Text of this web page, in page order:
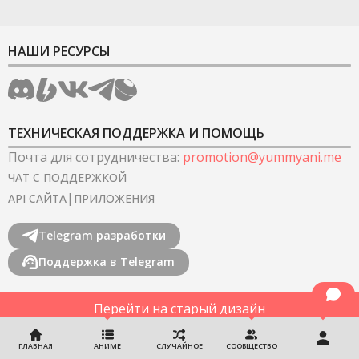
ГЛАВНАЯ АНИМЕ СЛУЧАЙНОЕ СООБЩЕСТВО
НАШИ РЕСУРСЫ
ТЕХНИЧЕСКАЯ ПОДДЕРЖКА И ПОМОЩЬ
Почта для сотрудничества: promotion@yummyani.me
ЧАТ С ПОДДЕРЖКОЙ
API САЙТА| ПРИЛОЖЕНИЯ
Telegram разработки
Поддержка в Telegram
Перейти на старый дизайн
©2022-2026YummyAnime.Все права защищены